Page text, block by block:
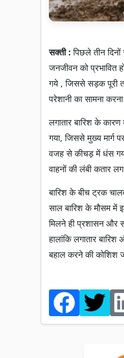
सक्ती : पिछले तीन
जनजीवन को प्रभावित
गये , जिससे सड़क पूरी
परेशानी का सामना
लगातार बारिश के
गया, जिससे मुख्य मार्ग
वजह से कीचड़ में धंस
वाहनों की लंबी कतार
बारिश के बीच ट्रक
साल बारिश के मौसम में
मिलने ही प्रशासन और
हालांकि लगातार
बहाल करने की कोशिश